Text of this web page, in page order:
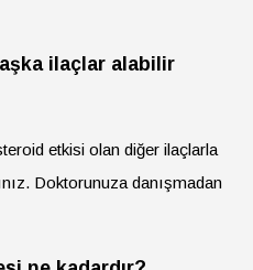
ilaçlar alabilir
etkisi olan diğer ilaçlarla
Doktorunuza danışmadan